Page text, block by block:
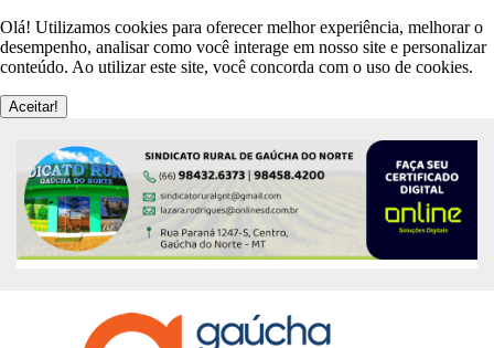
Olá! Utilizamos cookies para oferecer melhor experiência, melhorar o
desempenho, analisar como você interage em nosso site e personalizar
conteúdo. Ao utilizar este site, você concorda com o uso de cookies.
Aceitar!